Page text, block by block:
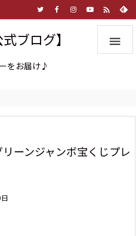


ブログ】
をお届け♪
ーンジャンボ宝くじプレ